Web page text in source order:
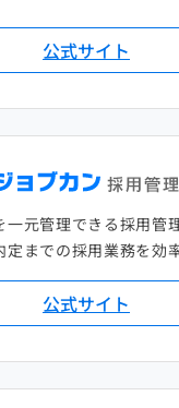
公式サイト
一元管理できる採用管
までの採用業務を効
公式サイト